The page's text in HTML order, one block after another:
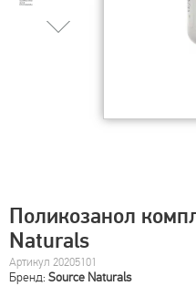
Поликозанол
Naturals
Артикул 20205101
Бренд: Source Naturals